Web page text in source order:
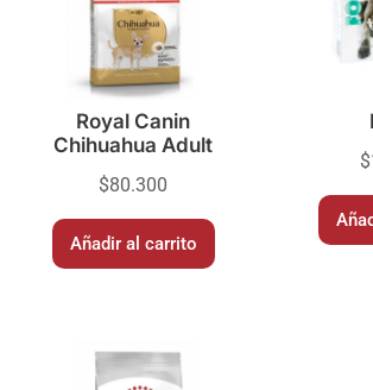
Royal Canin
Chihuahua Adult
$80.300
Añadir al carrito
$